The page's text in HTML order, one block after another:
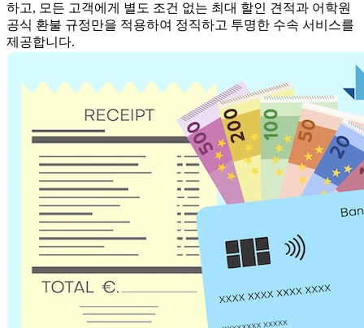
하고, 모든 고객에게 별도 조건 없는 최대 할인 견적과 어학원
공식 환불 규정만을 적용하여 정직하고 투명한 수속 서비스를
제공합니다.